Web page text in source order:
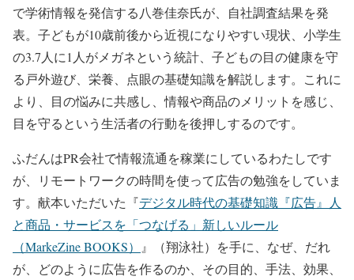
で学術情報を発信する八巻佳奈氏が、自社調査結果を発
表。子どもが10歳前後から近視になりやすい現状、小学生
の3.7人に1人がメガネという統計、子どもの目の健康を守
る戸外遊び、栄養、点眼の基礎知識を解説します。これに
より、目の悩みに共感し、情報や商品のメリットを感じ、
目を守るという生活者の行動を後押しするのです。
ふだんはPR会社で情報流通を稼業にしているわたしです
が、リモートワークの時間を使って広告の勉強をしていま
す。献本いただいた『デジタル時代の基礎知識『広告』人
と商品・サービスを「つなげる」新しいルール
（MarkeZine BOOKS） 』（翔泳社）を手に、なぜ、だれ
が、どのように広告を作るのか、その目的、手法、効果、